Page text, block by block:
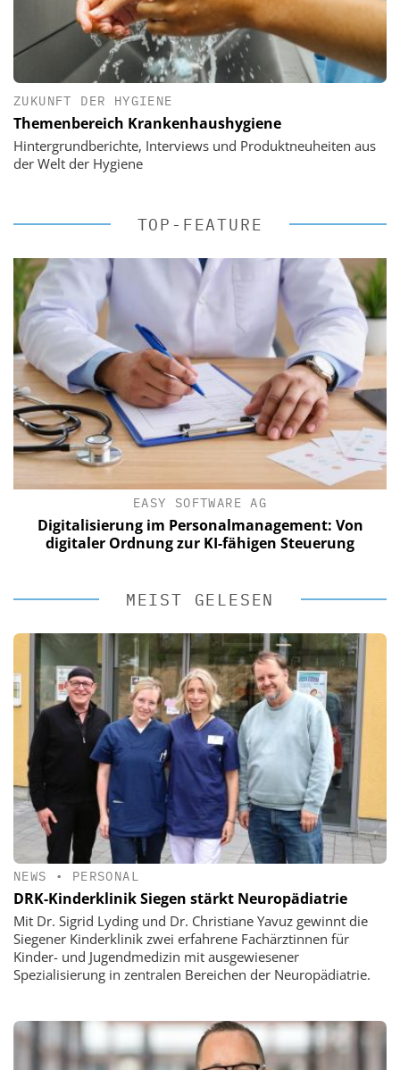
ZUKUNFT DER HYGIENE
Themenbereich Krankenhaushygiene
Hintergrundberichte, Interviews und Produktneuheiten aus
der Welt der Hygiene
TOP-FEATURE
EASY SOFTWARE AG
Digitalisierung im Personalmanagement: Von
digitaler Ordnung zur KI-fähigen Steuerung
MEIST GELESEN
NEWS • PERSONAL
DRK-Kinderklinik Siegen stärkt Neuropädiatrie
Mit Dr. Sigrid Lyding und Dr. Christiane Yavuz gewinnt die
Siegener Kinderklinik zwei erfahrene Fachärztinnen für
Kinder- und Jugendmedizin mit ausgewiesener
Spezialisierung in zentralen Bereichen der Neuropädiatrie.